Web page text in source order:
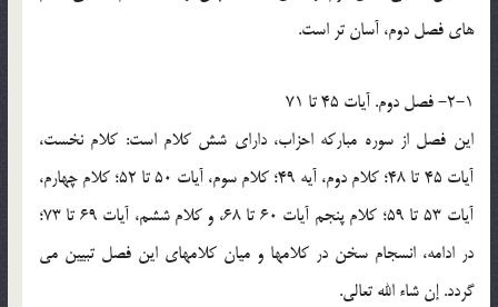
هاي فصل دوم، آسان تر است.
2-1- فصل دوم. آيات 45 تا 71
اين فصل از سوره مبارکه احزاب، داراي شش کلام است: کلام نخست،
آيات 45 تا 48؛ کلام دوم، آيه 49؛ کلام سوم، آيات 50 تا 52؛ کلام چهارم،
آيات 53 تا 59؛ کلام پنجم آيات 60 تا 68، و کلام ششم، آيات 69 تا 73؛
در ادامه، انسجام سخن در کلامها و ميان کلامهاي اين فصل تبيين مي
گردد. إن شاء الله تعالي.